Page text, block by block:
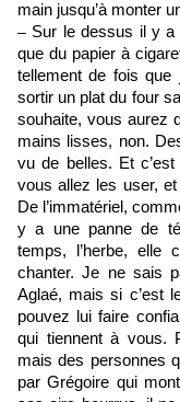
main jusqu’à monter
– Sur le dessus il y a
que du papier à
tellement de fois
sortir un plat du four
souhaite, vous aurez
mains lisses, non.
vu de belles. Et
vous allez les user, et
De l’immatériel,
y a une panne de
temps, l’herbe, elle
chanter. Je ne sais
Aglaé, mais si c’est
pouvez lui faire
qui tiennent à vous.
mais des personnes
par Grégoire qui